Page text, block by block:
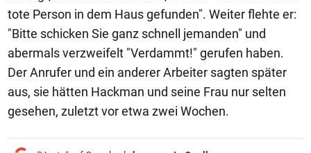
tote Person in dem Haus gefunden". Weiter flehte er:
"Bitte schicken Sie ganz schnell jemanden" und
abermals verzweifelt "Verdammt!" gerufen haben.
Der Anrufer und ein anderer Arbeiter sagten später
aus, sie hätten Hackman und seine Frau nur selten
gesehen, zuletzt vor etwa zwei Wochen.